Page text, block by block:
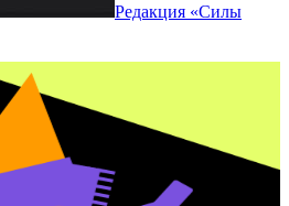
Редакция «Силы